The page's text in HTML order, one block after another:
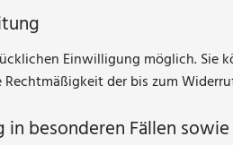
Einwilligung möglich.
der bis zum
besonderen Fällen